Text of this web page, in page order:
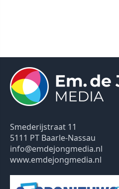
Smederijstraat 11
5111 PT Baarle-Nassau
info@emdejongmedia.nl
www.emdejongmedia.nl